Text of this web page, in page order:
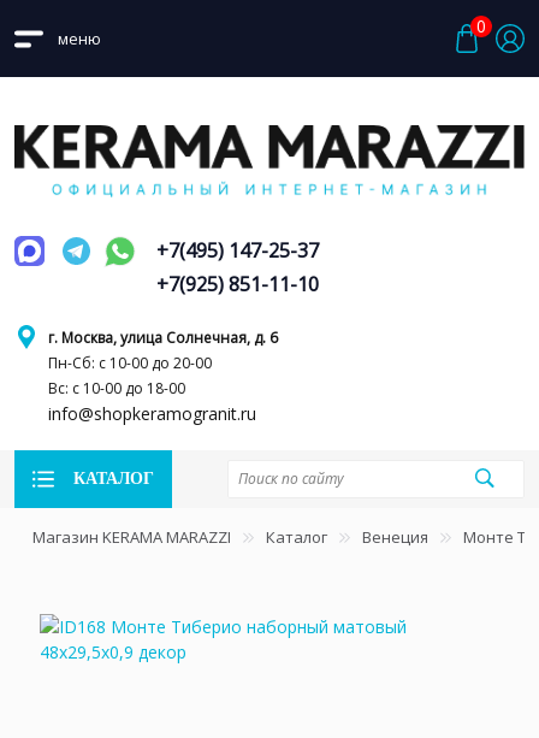
меню
0
г. Москва, улица Солнечная, д. 6
Пн-Сб: с 10-00 до 20-00
Вс: с 10-00 до 18-00
info@shopkeramogranit.ru
+7(495) 147-25-37
+7(925) 851-11-10
КАТАЛОГ
Магазин KERAMA MARAZZI Каталог Венеция Монте